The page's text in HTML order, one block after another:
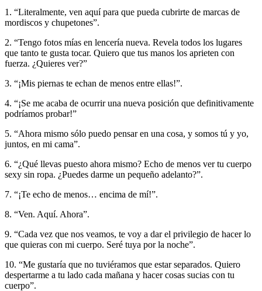
1. “Literalmente, ven aquí para que pueda cubrirte de marcas de
mordiscos y chupetones”.
2. “Tengo fotos mías en lencería nueva. Revela todos los lugares
que tanto te gusta tocar. Quiero que tus manos los aprieten con
fuerza. ¿Quieres ver?”
3. “¡Mis piernas te echan de menos entre ellas!”.
4. “¡Se me acaba de ocurrir una nueva posición que definitivamente
podríamos probar!”
5. “Ahora mismo sólo puedo pensar en una cosa, y somos tú y yo,
juntos, en mi cama”.
6. “¿Qué llevas puesto ahora mismo? Echo de menos ver tu cuerpo
sexy sin ropa. ¿Puedes darme un pequeño adelanto?”.
7. “¡Te echo de menos… encima de mí!”.
8. “Ven. Aquí. Ahora”.
9. “Cada vez que nos veamos, te voy a dar el privilegio de hacer lo
que quieras con mi cuerpo. Seré tuya por la noche”.
10. “Me gustaría que no tuviéramos que estar separados. Quiero
despertarme a tu lado cada mañana y hacer cosas sucias con tu
cuerpo”.